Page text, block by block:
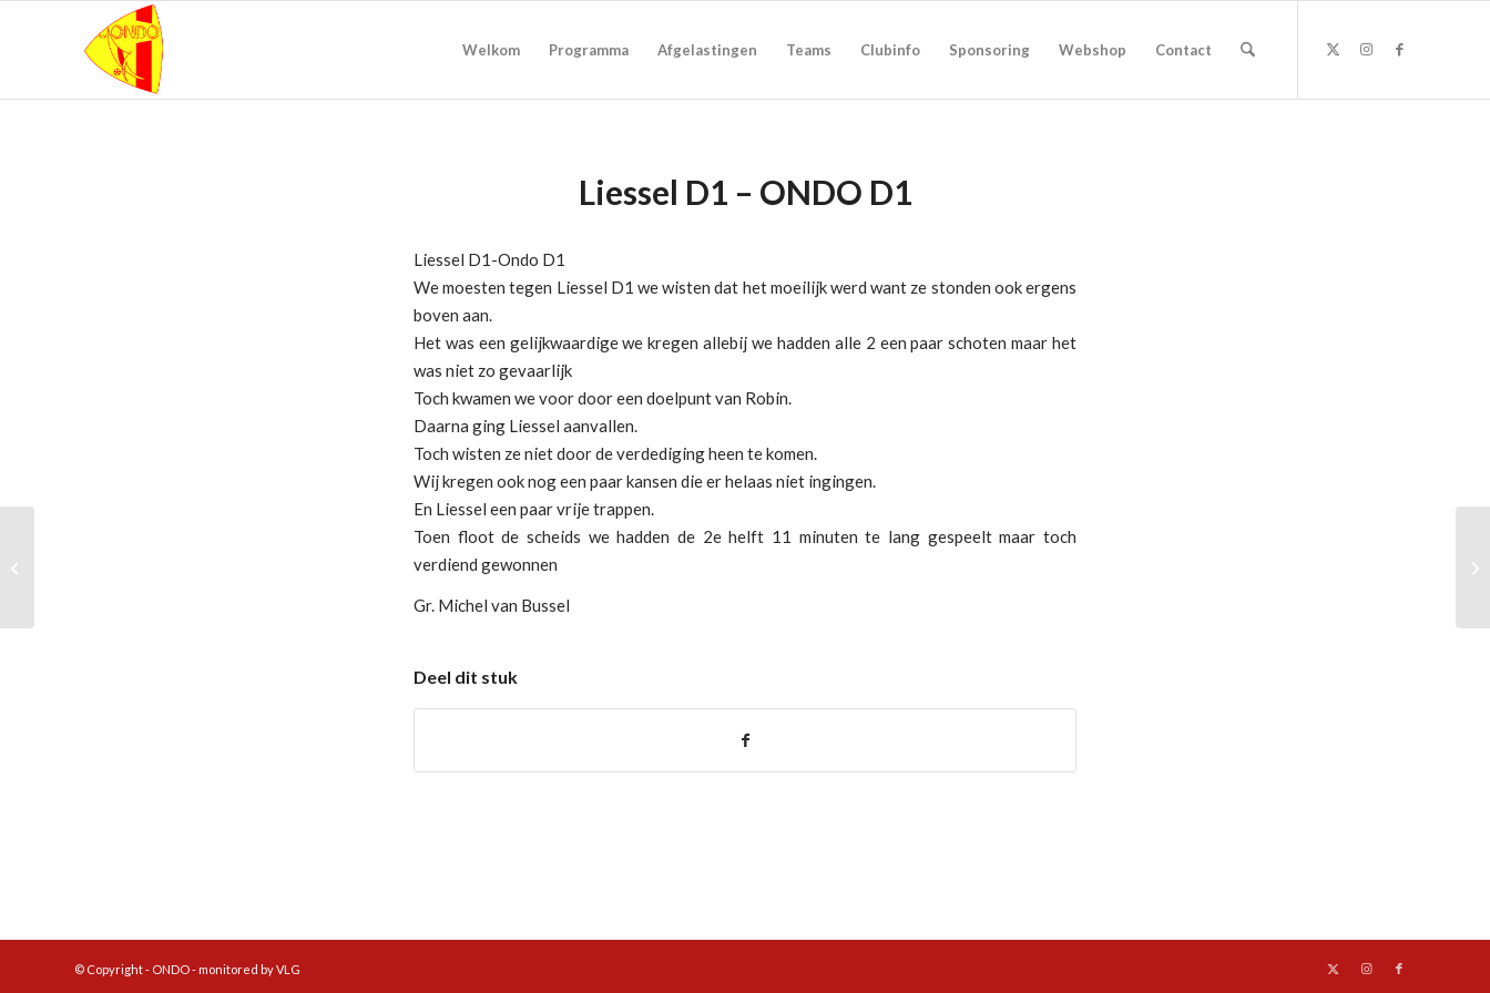
Welkom Programma Afgelastingen Teams Clubinfo Sponsoring Webshop Contact
Liessel D1 – ONDO D1
Liessel D1-Ondo D1
We moesten tegen Liessel D1 we wisten dat het moeilijk werd want ze stonden ook ergens
boven aan.
Het was een gelijkwaardige we kregen allebij we hadden alle 2 een paar schoten maar het
was niet zo gevaarlijk
Toch kwamen we voor door een doelpunt van Robin.
Daarna ging Liessel aanvallen.
Toch wisten ze niet door de verdediging heen te komen.
Wij kregen ook nog een paar kansen die er helaas niet ingingen.
En Liessel een paar vrije trappen.
Toen floot de scheids we hadden de 2e helft 11 minuten te lang gespeelt maar toch
verdiend gewonnen
Gr. Michel van Bussel
Deel dit stuk
© Copyright - ONDO - monitored by VLG